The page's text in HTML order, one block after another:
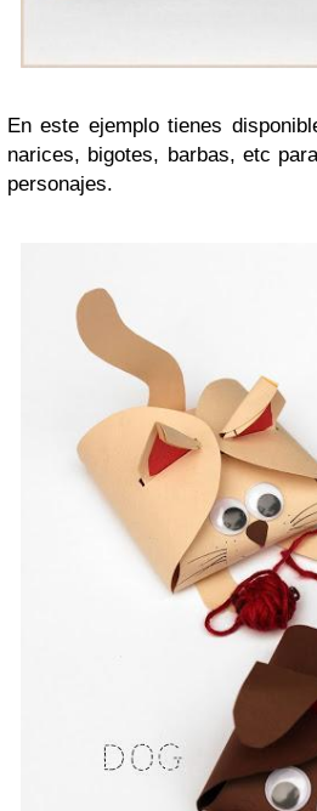
En este ejemplo tienes
narices, bigotes, barbas, etc
personajes.